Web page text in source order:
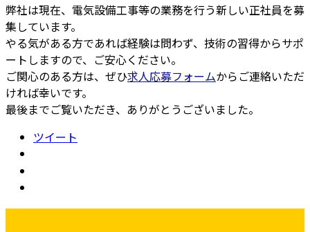
弊社は現在、電気設備工事等の業務を行う新しい正社員を募
集しています。
やる気がある方であれば経験は問わず、技術の習得からサポ
ートしますので、ご安心ください。
ご関心のある方は、ぜひ求人応募フォームからご連絡いただ
ければ幸いです。
最後までご覧いただき、ありがとうございました。
ツイート